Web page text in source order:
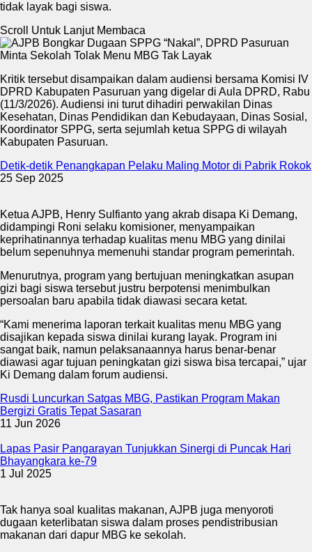
tidak layak bagi siswa.
Scroll Untuk Lanjut Membaca
Kritik tersebut disampaikan dalam audiensi bersama Komisi IV
DPRD Kabupaten Pasuruan yang digelar di Aula DPRD, Rabu
(11/3/2026). Audiensi ini turut dihadiri perwakilan Dinas
Kesehatan, Dinas Pendidikan dan Kebudayaan, Dinas Sosial,
Koordinator SPPG, serta sejumlah ketua SPPG di wilayah
Kabupaten Pasuruan.
Detik-detik Penangkapan Pelaku Maling Motor di Pabrik Rokok
25 Sep 2025
Ketua AJPB, Henry Sulfianto yang akrab disapa Ki Demang,
didampingi Roni selaku komisioner, menyampaikan
keprihatinannya terhadap kualitas menu MBG yang dinilai
belum sepenuhnya memenuhi standar program pemerintah.
Menurutnya, program yang bertujuan meningkatkan asupan
gizi bagi siswa tersebut justru berpotensi menimbulkan
persoalan baru apabila tidak diawasi secara ketat.
“Kami menerima laporan terkait kualitas menu MBG yang
disajikan kepada siswa dinilai kurang layak. Program ini
sangat baik, namun pelaksanaannya harus benar-benar
diawasi agar tujuan peningkatan gizi siswa bisa tercapai,” ujar
Ki Demang dalam forum audiensi.
Rusdi Luncurkan Satgas MBG, Pastikan Program Makan
Bergizi Gratis Tepat Sasaran
11 Jun 2026
Lapas Pasir Pangarayan Tunjukkan Sinergi di Puncak Hari
Bhayangkara ke-79
1 Jul 2025
Tak hanya soal kualitas makanan, AJPB juga menyoroti
dugaan keterlibatan siswa dalam proses pendistribusian
makanan dari dapur MBG ke sekolah.